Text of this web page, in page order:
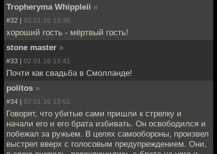
Tropheryma Whippleii »
#32 | 02.01.16 13:35
хороший гость - мёртвый гость!
stone master »
#33 | 02.01.16 13:41
Почти как свадьба в Смолланде!
politos »
#34 | 02.01.16 13:51
Говорят, что убитые сами пришли к стрелку и
начали его и его брата избивать. Он освободился и
побежал за ружьем. В целях самообороны, произвел
выстрел вверх с голосовым предупреждением. Они,